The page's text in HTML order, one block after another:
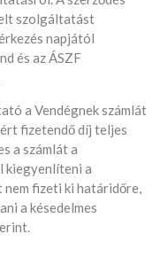
szolgáltatást
napjától
és az ÁSZF
a Vendégnek számlát
fizetendő díj teljes
a számlát a
kiegyenlíteni a
nem fizeti ki határidőre,
a késedelmes